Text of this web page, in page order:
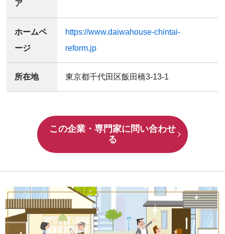
ア
ホームペ
ージ
https://www.daiwahouse-chintai-
reform.jp
所在地 東京都千代田区飯田橋3-13-1
この企業・専門家に問い合わせ
る